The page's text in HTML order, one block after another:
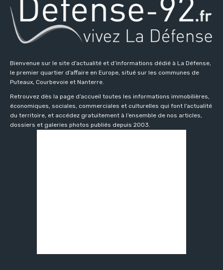
Bienvenue sur le site d’actualité et d’informations dédié à La Défense,
le premier quartier d’affaire en Europe, situé sur les communes de
Puteaux, Courbevoie et Nanterre.
Retrouvez dès la page d’accueil toutes les informations immobilières,
économiques, sociales, commerciales et culturelles qui font l’actualité
du territoire, et accédez gratuitement à l’ensemble de nos articles,
dossiers et galeries photos publiés depuis 2003.